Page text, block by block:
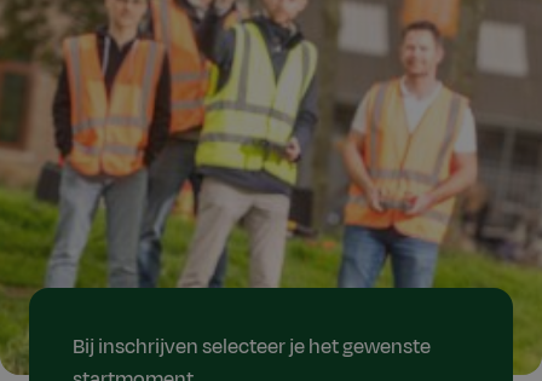
Bij inschrijven selecteer je het gewenste